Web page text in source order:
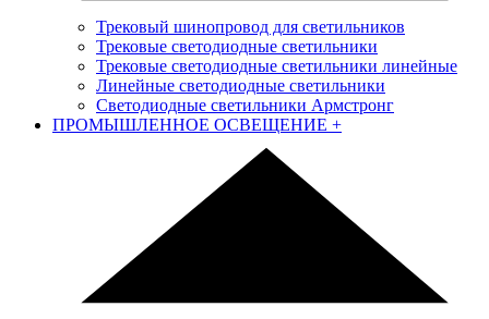
Трековый шинопровод для светильников
Трековые светодиодные светильники
Трековые светодиодные светильники линейные
Линейные светодиодные светильники
Светодиодные светильники Армстронг
ПРОМЫШЛЕННОЕ ОСВЕЩЕНИЕ +